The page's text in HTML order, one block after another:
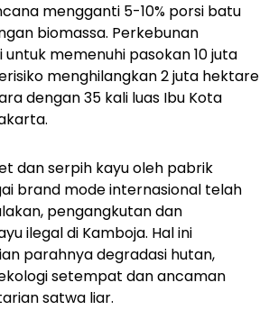
mengganti 5-10% porsi batu
biomassa. Perkebunan
memenuhi pasokan 10 juta
menghilangkan 2 juta hektare
dengan 35 kali luas Ibu Kota
dan serpih kayu oleh pabrik
brand mode internasional telah
pengangkutan dan
ilegal di Kamboja. Hal ini
parahnya degradasi hutan,
setempat dan ancaman
satwa liar.